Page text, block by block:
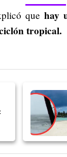
que hay
tropical.